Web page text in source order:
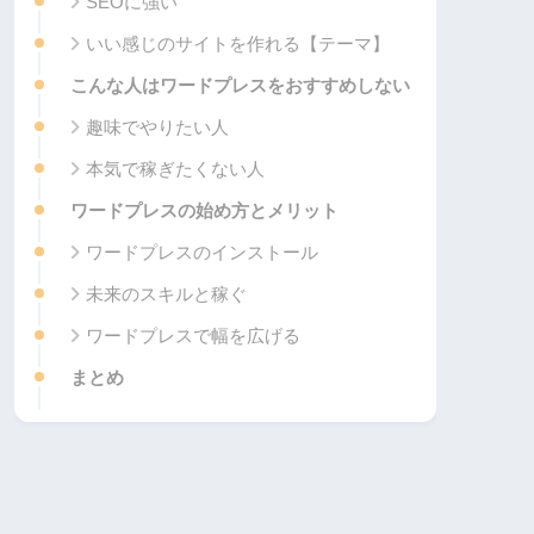
いい感じのサイトを作れる【テーマ】
こんな人はワードプレスをおすすめしない
趣味でやりたい人
本気で稼ぎたくない人
ワードプレスの始め方とメリット
ワードプレスのインストール
未来のスキルと稼ぐ
ワードプレスで幅を広げる
まとめ